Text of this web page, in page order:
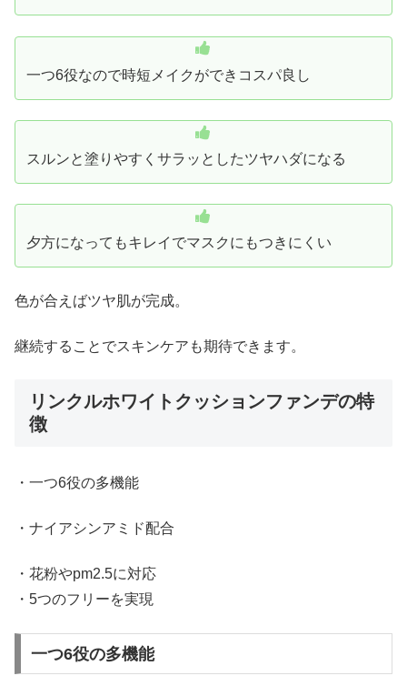
一つ6役なので時短メイクができコスパ良し
スルンと塗りやすくサラッとしたツヤハダになる
夕方になってもキレイでマスクにもつきにくい
色が合えばツヤ肌が完成。
継続することでスキンケアも期待できます。
リンクルホワイトクッションファンデの特
徴
・一つ6役の多機能
・ナイアシンアミド配合
・花粉やpm2.5に対応
・5つのフリーを実現
一つ6役の多機能